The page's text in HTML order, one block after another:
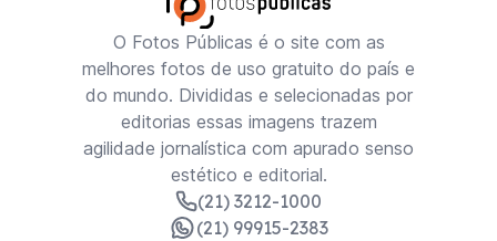
O Fotos Públicas é o site com as
melhores fotos de uso gratuito do país e
do mundo. Divididas e selecionadas por
editorias essas imagens trazem
agilidade jornalística com apurado senso
estético e editorial.
(21) 3212-1000
(21) 99915-2383